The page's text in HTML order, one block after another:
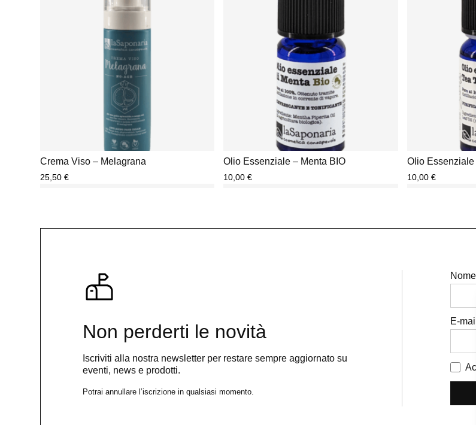
Crema Viso – Melagrana
25,50€
Olio Essenziale – Menta BIO
10,00€
Olio Essenziale
10,00 €
Non perderti le novità
Iscriviti alla nostra newsletter per restare sempre aggiornato su
eventi, news e prodotti.
Potrai annullare l’iscrizione in qualsiasi momento.
Nome
E-mail